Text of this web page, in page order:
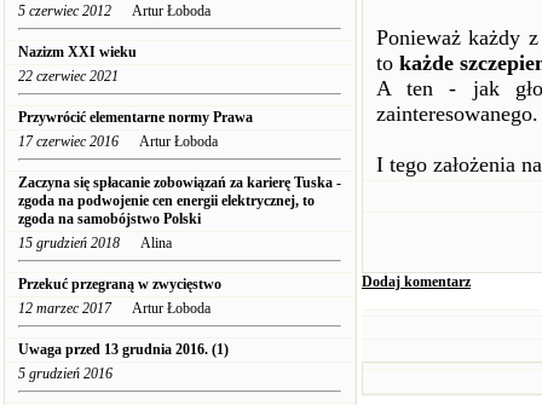
5 czerwiec 2012 Artur Łoboda
Nazizm XXI wieku
22 czerwiec 2021
Przywrócić elementarne normy Prawa
17 czerwiec 2016 Artur Łoboda
Zaczyna się spłacanie zobowiązań za karierę Tuska -
zgoda na podwojenie cen energii elektrycznej, to
zgoda na samobójstwo Polski
15 grudzień 2018 Alina
Przekuć przegraną w zwycięstwo
12 marzec 2017Artur Łoboda
Uwaga przed 13 grudnia 2016. (1)
5 grudzień 2016
Ponieważ każdy
to każde
A ten - jak
zainteresowanego.
I tego założenia
Dodaj komentarz